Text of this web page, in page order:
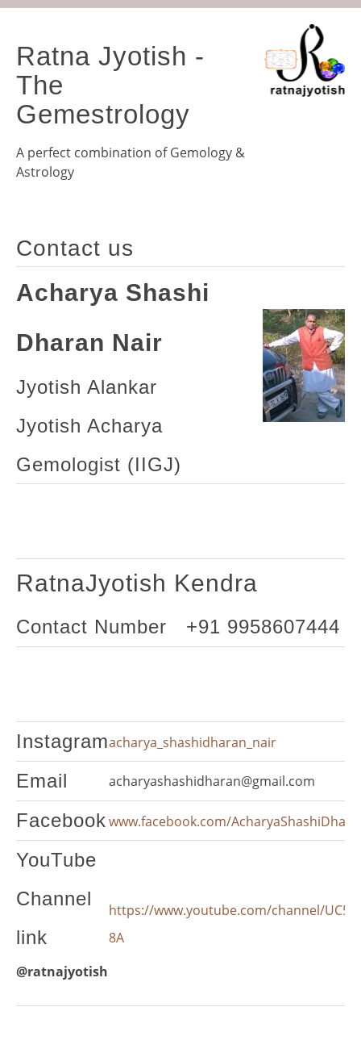
Ratna Jyotish -
The
Gemestrology
A perfect combination of Gemology &
Astrology
Contact us
Acharya Shashi
Dharan Nair
Jyotish Alankar
Jyotish Acharya
Gemologist (IIGJ)
RatnaJyotish Kendra
Contact Number +91 9958607444
Instagramacharya_shashidharan_nair
Email acharyashashidharan@gmail.com
Facebookwww.facebook.com/
YouTube
Channel
link
@ratnajyotish
https://www.youtube.com/channel/
8A